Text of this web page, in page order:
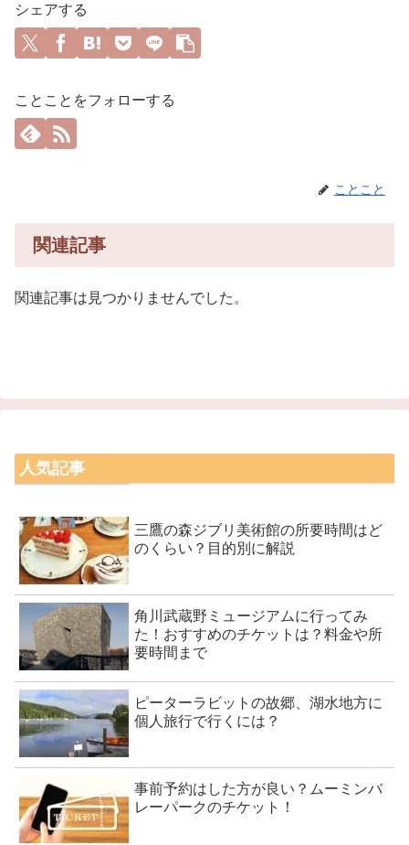
シェアする
ことことをフォローする
ことこと
関連記事
関連記事は見つかりませんでした。
人気記事
三鷹の森ジブリ美術館の所要時間はど
のくらい？目的別に解説
角川武蔵野ミュージアムに行ってみ
た！おすすめのチケットは？料金や所
要時間まで
ピーターラビットの故郷、湖水地方に
個人旅行で行くには？
事前予約はした方が良い？ムーミンバ
レーパークのチケット！